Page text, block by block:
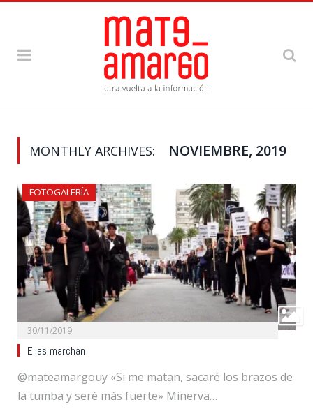
MONTHLY ARCHIVES: NOVIEMBRE, 2019
FOTOGALERÍA
30/11/2019
Ellas marchan
@mateamargouy «Si me matan, sacaré los brazos de
la tumba y seré más fuerte» Minerva…